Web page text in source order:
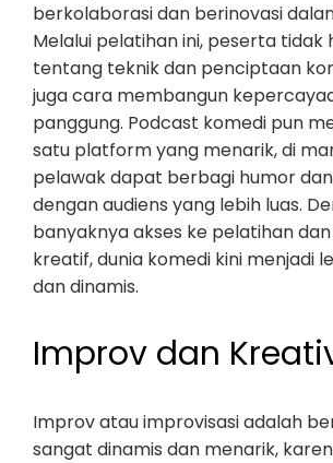
berkolaborasi dan berinovasi
Melalui pelatihan ini, peserta tidak
tentang teknik dan penciptaan
juga cara membangun
panggung. Podcast komedi pun
satu platform yang menarik, di
pelawak dapat berbagi humor
dengan audiens yang lebih luas.
banyaknya akses ke pelatihan
kreatif, dunia komedi kini menjadi
dan dinamis.
Improv dan
Improv atau improvisasi adalah
sangat dinamis dan menarik,